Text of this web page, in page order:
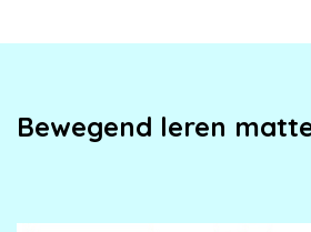
Bewegend leren